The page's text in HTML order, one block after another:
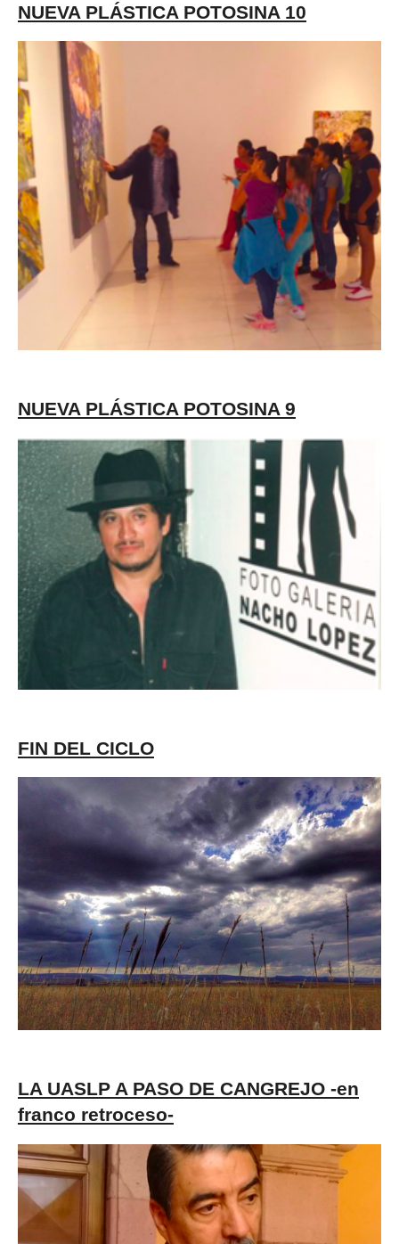
NUEVA PLÁSTICA POTOSINA 10
NUEVA PLÁSTICA POTOSINA 9
FIN DEL CICLO
LA UASLP A PASO DE CANGREJO -en
franco retroceso-